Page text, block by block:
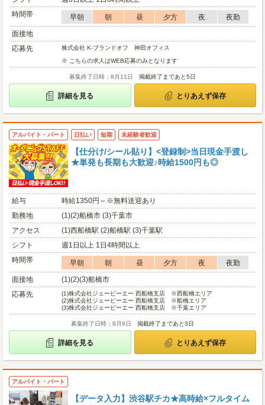
時間帯
早朝 朝 昼 夕方 夜
夜勤
面接地
応募先
株式会社 K-ブランドオフ 神田オフィス
※ こちらの求人はWEB応募のみとなります
募集終了日時：8月11日 掲載終了まであと5日
詳細を見る とりあえず保存
アルバイト・パート 日払い 短期 未経験者歓迎
【仕分け/シール貼り】<登録制>当日現金手渡し
★単発も長期も大歓迎♪時給1500円も◎
給与
時給1350円～※無料送迎あり
勤務地
(1)(2)船橋市 (3)千葉市
アクセス
(1)西船橋駅 (2)船橋駅 (3)千葉駅
シフト
週1日以上 1日4時間以上
時間帯
早朝 朝 昼 夕方 夜
夜勤
面接地
(1)(2)(3)船橋市
応募先
(1)株式会社ジェーピーエー 西船橋支店 ※西船橋エリア
(2)株式会社ジェーピーエー 西船橋支店 ※船橋エリア
(3)株式会社ジェーピーエー 西船橋支店 ※千葉エリア
募集終了日時：8月9日 掲載終了まであと3日
詳細を見る とりあえず保存
アルバイト・パート
【データ入力】渋谷駅チカ★高時給×フルタイム